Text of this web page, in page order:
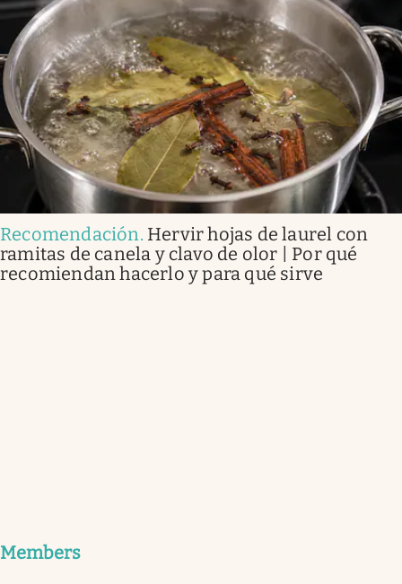
Recomendación. Hervir hojas de laurel con
ramitas de canela y clavo de olor | Por qué
recomiendan hacerlo y para qué sirve
Members